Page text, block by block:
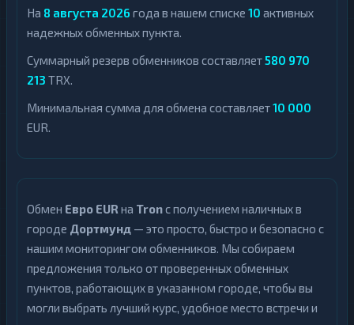
На 8 августа 2026 года в нашем списке 10 активных
надежных обменных пункта.
Суммарный резерв обменников составляет580 970
213 TRX.
Минимальная сумма для обмена составляет10 000
EUR.
Обмен Евро EUR на Tronс получением наличных в
городе Дортмунд — это просто, быстро и безопасно с
нашим мониторингом обменников. Мы собираем
предложения только от проверенных обменных
пунктов, работающих в указанном городе, чтобы вы
могли выбрать лучший курс, удобное место встречи и